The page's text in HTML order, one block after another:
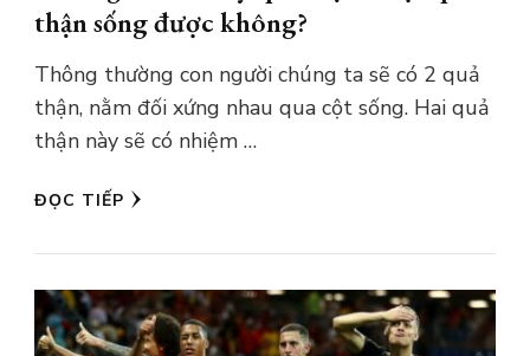
thận sống được không?
Thông thường con người chúng ta sẽ có 2 quả
thận, nằm đối xứng nhau qua cột sống. Hai quả
thận này sẽ có nhiệm …
ĐỌC TIẾP